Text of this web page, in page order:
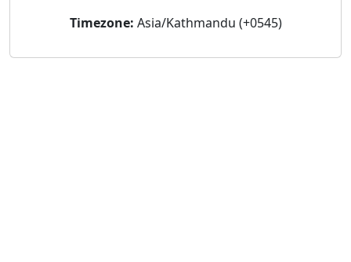
Timezone: Asia/Kathmandu (+0545)